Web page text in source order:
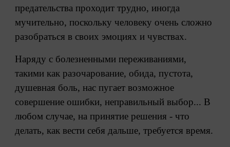
предательства проходит трудно, иногда
мучительно, поскольку человеку очень сложно
разобраться в своих эмоциях и чувствах.
Наряду с болезненными переживаниями,
такими как разочарование, обида, пустота,
душевная боль, нас пугает возможное
совершение ошибки, неправильный выбор... В
любом случае, на принятие решения - что
делать, как вести себя дальше, требуется время.